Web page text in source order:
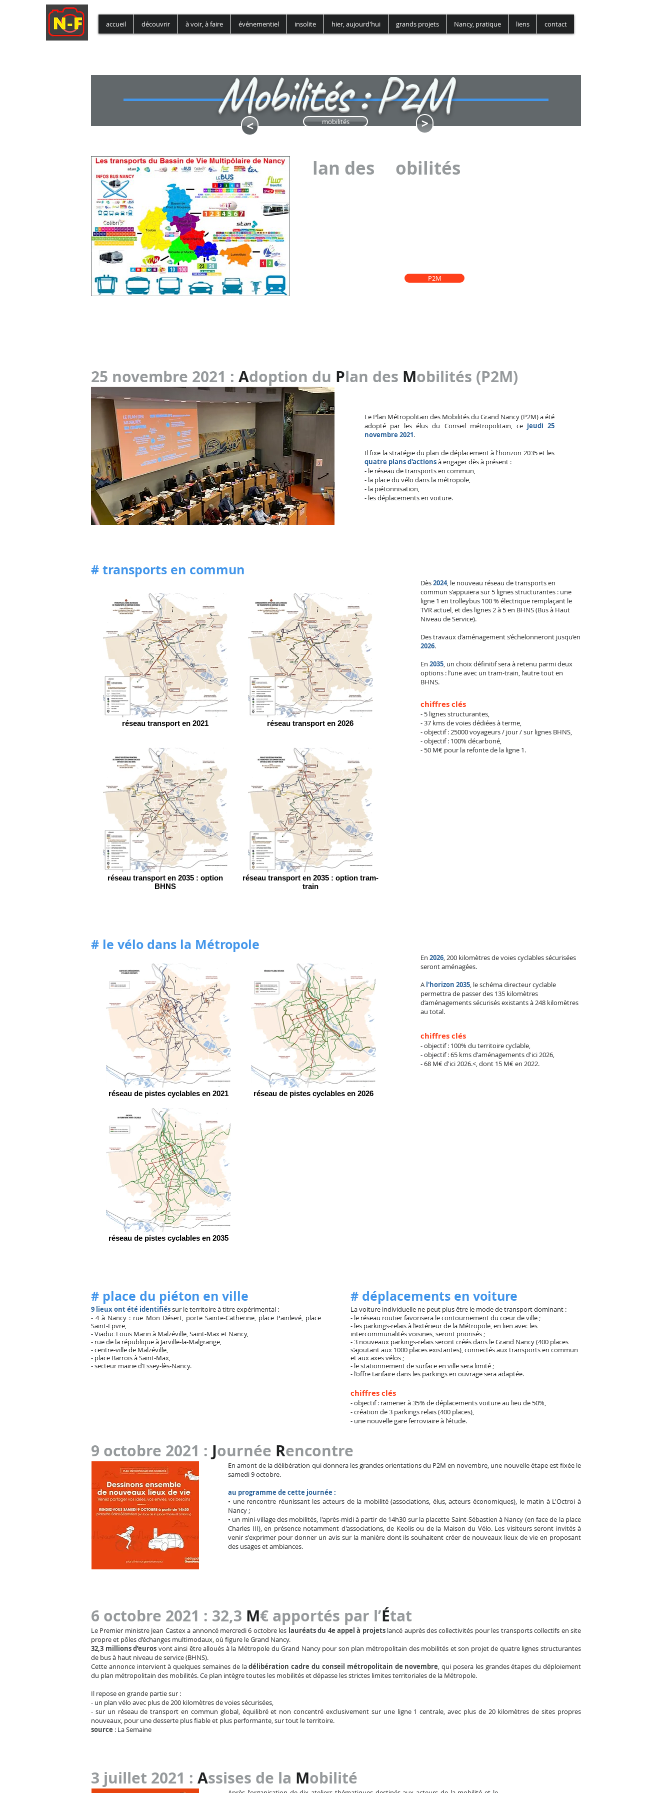
accueil découvrir à voir, à faire événementiel insolite hier, aujourd'hui grands projets Nancy, pratique liens contact
Mobilités : P2M
< mobilités <
lan des obilités
P2M
25 novembre 2021 : Adoption du Plan des Mobilités (P2M)
Le Plan Métropolitain des Mobilités du Grand Nancy (P2M) a été
adopté par les élus du Conseil métropolitain, ce jeudi 25
novembre 2021.
Il fixe la stratégie du plan de déplacement à l'horizon 2035 et les
quatre plans d'actionsà engager dès à présent :
- le réseau de transports en commun,
- la place du vélo dans la métropole,
- la piétonnisation,
- les déplacements en voiture.
# transports en commun
réseau transport en 2021 réseau transport en 2026
réseau transport en 2035 : option
BHNS
réseau transport en 2035 : option tram-
train
Dès2024, le nouveau réseau de transports en
commun s’appuiera sur 5 lignes structurantes : une
ligne 1 en trolleybus 100 % électrique remplaçant le
TVR actuel, et des lignes 2 à 5 en BHNS (Bus à Haut
Niveau de Service).
Des travaux d’aménagement s’échelonneront jusqu’en
2026.
En 2035, un choix définitif sera à retenu parmi deux
options : l’une avec un tram-train, l’autre tout en
BHNS.
chiffres clés
- 5 lignes structurantes,
- 37 kms de voies dédiées à terme,
- objectif : 25000 voyageurs / jour / sur lignes BHNS,
-objectif: 100% décarboné,
- 50 M€ pour la refonte de la ligne 1.
# le vélo dans la Métropole
réseau de pistes cyclables en 2021 réseau de pistes cyclables en 2026
réseau de pistes cyclables en 2035
En 2026, 200 kilomètres de voies cyclables sécurisées
seront aménagées.
A l'horizon 2035, le schéma directeur cyclable
permettra de passer des 135 kilomètres
d’aménagements sécurisés existants à 248 kilomètres
au total.
chiffres clés
- objectif : 100% du territoire cyclable,
-objectif: 65 kms d'aménagements d'ici 2026,
- 68 M€ d'ici 2026.<, dont 15 M€ en 2022.
# place du piéton en ville
9 lieux ont été identifiéssur le territoire à titre expérimental :
- 4 à Nancy : rue Mon Désert, porte Sainte-Catherine, place Painlevé, place
Saint-Epvre,
- Viaduc Louis Marin à Malzéville, Saint-Max et Nancy,
- rue de la république à Jarville-la-Malgrange,
- centre-ville de Malzéville,
- place Barrois à Saint-Max,
- secteur mairie d’Essey-lès-Nancy.
# déplacements en voiture
La voiture individuelle ne peut plus être le mode de transport dominant :
- le réseau routier favorisera le contournement du cœur de ville ;
- les parkings-relais à l’extérieur de la Métropole, en lien avec les
intercommunalités voisines, seront priorisés ;
- 3 nouveaux parkings-relais seront créés dans le Grand Nancy (400 places
s’ajoutant aux 1000 places existantes), connectés aux transports en commun
et aux axes vélos ;
- le stationnement de surface en ville sera limité ;
- l’offre tarifaire dans les parkings en ouvrage sera adaptée.
chiffres clés
- objectif : ramener à 35% de déplacements voiture au lieu de 50%,
- création de 3 parkings relais (400 places),
- une nouvelle gare ferroviaire à l'étude.
9 octobre 2021 : Journée Rencontre
En amont de la délibération qui donnera les grandes orientations du P2M en novembre, une nouvelle étape est fixée le
samedi 9 octobre.
au programme de cette journée :
• une rencontre réunissant les acteurs de la mobilité (associations, élus, acteurs économiques), le matin à L'Octroi à
Nancy ;
• un mini-village des mobilités, l'après-midi à partir de 14h30 sur la placette Saint-Sébastien à Nancy (en face de la place
Charles III), en présence notamment d'associations, de Keolis ou de la Maison du Vélo. Les visiteurs seront invités à
venir s'exprimer pour donner un avis sur la manière dont ils souhaitent créer de nouveaux lieux de vie en proposant
des usages et ambiances.
6 octobre 2021 : 32,3 M€ apportés par l’État
Le Premier ministre Jean Castex a annoncé mercredi 6 octobre les lauréats du 4e appel à projetslancé auprès des collectivités pour les transports collectifs en site
propre et pôles d’échanges multimodaux, où figure le Grand Nancy.
32,3 millions d’euros vont ainsi être alloués à la Métropole du Grand Nancy pour son plan métropolitain des mobilités et son projet de quatre lignes structurantes
de bus à haut niveau de service (BHNS).
Cette annonce intervient à quelques semaines de ladélibération cadre du conseil métropolitain de novembre, qui posera les grandes étapes du déploiement
du plan métropolitain des mobilités. Ce plan intègre toutes les mobilités et dépasse les strictes limites territoriales de la Métropole.
Il repose en grande partie sur :
- un plan vélo avec plus de 200 kilomètres de voies sécurisées,
- sur un réseau de transport en commun global, équilibré et non concentré exclusivement sur une ligne 1 centrale, avec plus de 20 kilomètres de sites propres
nouveaux, pour une desserte plus fiable et plus performante, sur tout le territoire.
source : La Semaine
3 juillet 2021 : Assises de la Mobilité